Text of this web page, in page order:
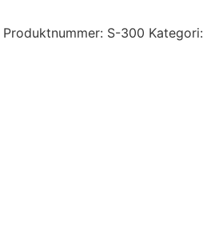
Produktnummer: S-300 Kategori: